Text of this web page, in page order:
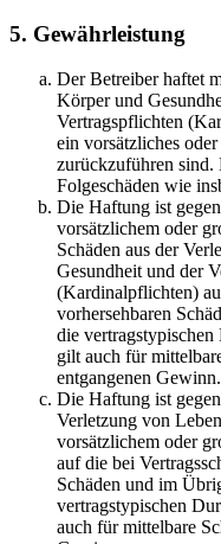
5. Gewährleistung
Der Betreiber haftet
Körper und
Vertragspflichten
ein vorsätzliches
zurückzuführen sind.
Folgeschäden wie
Die Haftung ist
vorsätzlichem oder
Schäden aus der
Gesundheit und der
(Kardinalpflichten)
vorhersehbaren
die vertragstypischen
gilt auch für
entgangenen Gewinn.
Die Haftung ist
Verletzung von
vorsätzlichem oder
auf die bei
Schäden und im
vertragstypischen
auch für mittelbare